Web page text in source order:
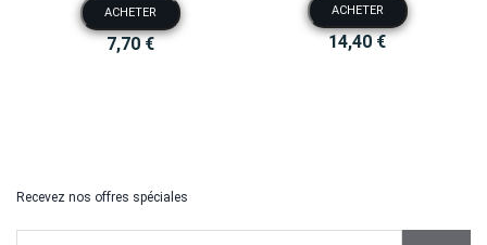
ACHETER
7,70 €
ACHETER
14,40 €
Recevez nos offres spéciales